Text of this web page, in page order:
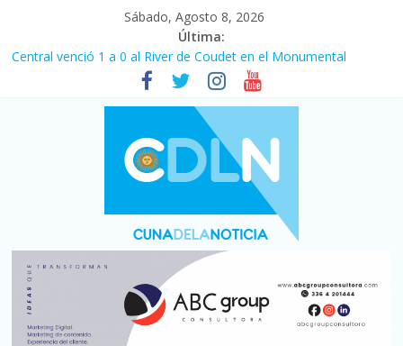
Sábado, Agosto 8, 2026
Última:
Central venció 1 a 0 al River de Coudet en el Monumental
La morosidad alcanzó su nivel más alto en dos décadas y ya
afecta a 400 mil deudores en Santa Fe
Desde que asumió Milei cerraron 41.000 kioscos: el sector
denuncia crisis como en 2001
Vacaciones de invierno con más movimiento y consumo
turístico: 4,6 millones de personas viajaron por el país, un 5,9%
Fuerte caída de la venta de autos usados en julio: bajó un 12,6%